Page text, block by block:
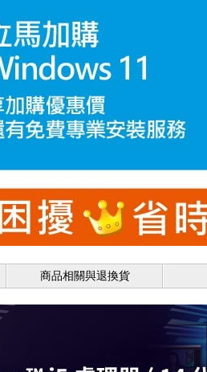
商品相關與退換貨